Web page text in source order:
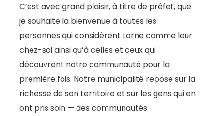
C’est avec grand plaisir, à titre de préfet, que
je souhaite la bienvenue à toutes les
personnes qui considèrent Lorne comme leur
chez-soi ainsi qu’à celles et ceux qui
découvrent notre communauté pour la
première fois. Notre municipalité repose sur la
richesse de son territoire et sur les gens qui en
ont pris soin — des communautés